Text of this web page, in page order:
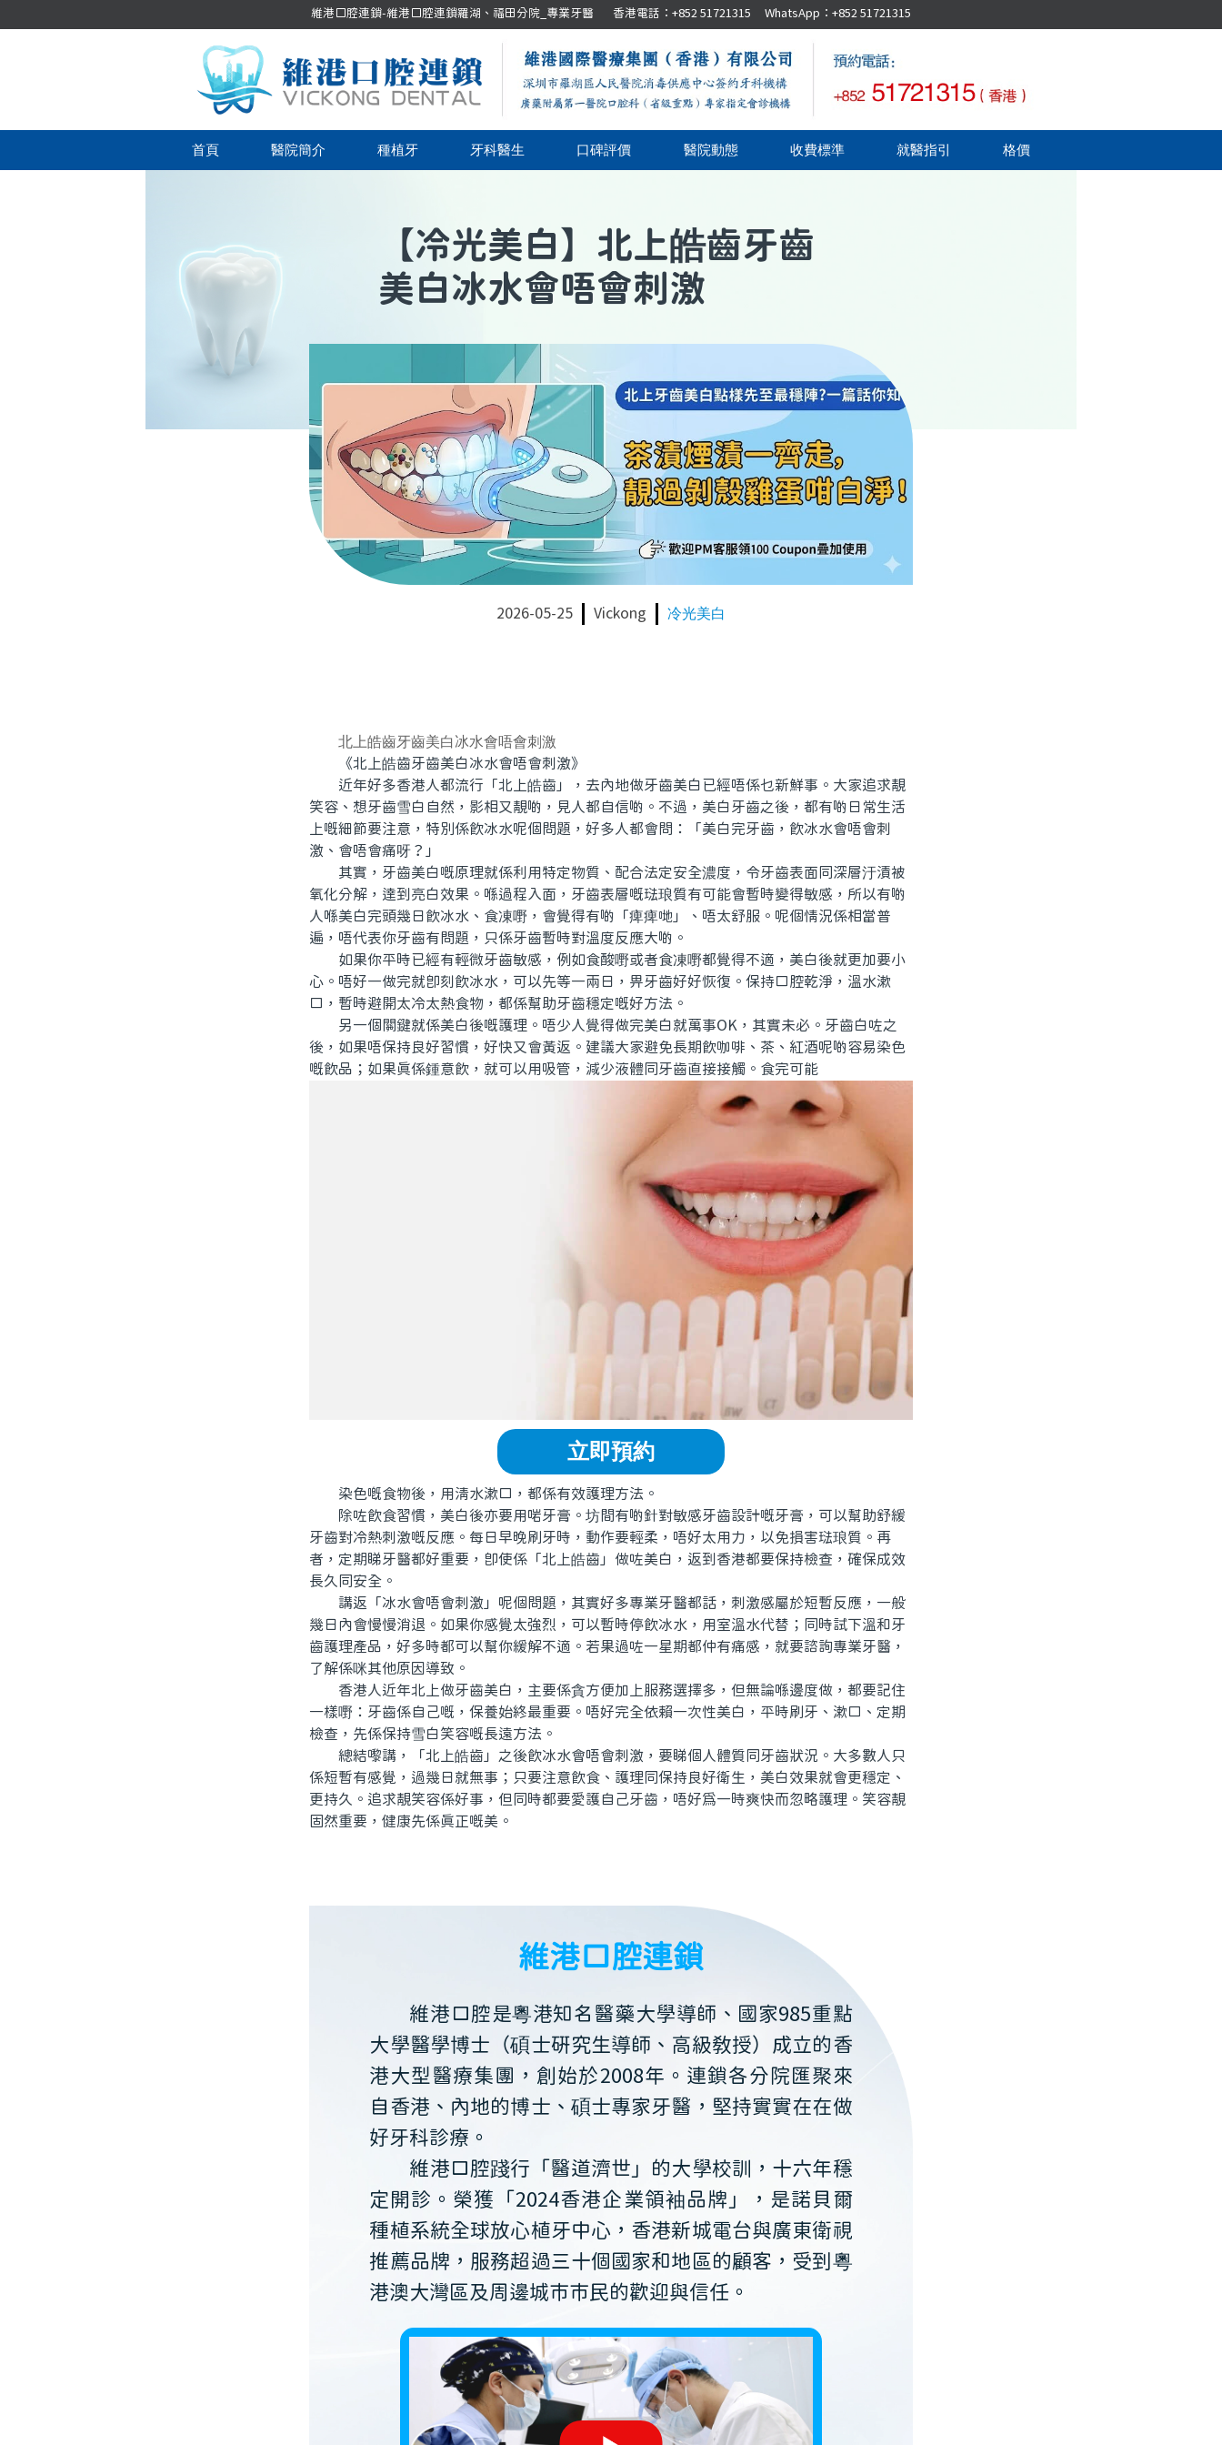
維港口腔連鎖-維港口腔連鎖羅湖、福田分院_專業牙醫 香港電話：+852 51721315 WhatsApp：+852 51721315
首頁 醫院簡介 種植牙 牙科醫生 口碑評價 醫院動態 收費標準 就醫指引 格價
【冷光美白】 北上皓齒牙齒
美白冰水會唔會刺激
2026-05-25 Vickong 冷光美白
北上皓齒牙齒美白冰水會唔會刺激
《北上皓齒牙齒美白冰水會唔會刺激》
近年好多香港人都流行「北上皓齒」，去內地做牙齒美白已經唔係乜新鮮事。大家追求靚
笑容、想牙齒雪白自然，影相又靚啲，見人都自信啲。不過，美白牙齒之後，都有啲日常生活
上嘅細節要注意，特別係飲冰水呢個問題，好多人都會問：「美白完牙齒，飲冰水會唔會刺
激、會唔會痛呀？」
其實，牙齒美白嘅原理就係利用特定物質、配合法定安全濃度，令牙齒表面同深層汙漬被
氧化分解，達到亮白效果。喺過程入面，牙齒表層嘅琺琅質有可能會暫時變得敏感，所以有啲
人喺美白完頭幾日飲冰水、食凍嘢，會覺得有啲「痺痺哋」、唔太舒服。呢個情況係相當普
遍，唔代表你牙齒有問題，只係牙齒暫時對溫度反應大啲。
如果你平時已經有輕微牙齒敏感，例如食酸嘢或者食凍嘢都覺得不適，美白後就更加要小
心。唔好一做完就即刻飲冰水，可以先等一兩日，畀牙齒好好恢復。保持口腔乾淨，溫水漱
口，暫時避開太冷太熱食物，都係幫助牙齒穩定嘅好方法。
另一個關鍵就係美白後嘅護理。唔少人覺得做完美白就萬事OK，其實未必。牙齒白咗之
後，如果唔保持良好習慣，好快又會黃返。建議大家避免長期飲咖啡、茶、紅酒呢啲容易染色
嘅飲品；如果真係鍾意飲，就可以用吸管，減少液體同牙齒直接接觸。食完可能
立即預約
染色嘅食物後，用清水漱口，都係有效護理方法。
除咗飲食習慣，美白後亦要用啱牙膏。坊間有啲針對敏感牙齒設計嘅牙膏，可以幫助舒緩
牙齒對冷熱刺激嘅反應。每日早晚刷牙時，動作要輕柔，唔好太用力，以免損害琺琅質。再
者，定期睇牙醫都好重要，即使係「北上皓齒」做咗美白，返到香港都要保持檢查，確保成效
長久同安全。
講返「冰水會唔會刺激」呢個問題，其實好多專業牙醫都話，刺激感屬於短暫反應，一般
幾日內會慢慢消退。如果你感覺太強烈，可以暫時停飲冰水，用室溫水代替；同時試下溫和牙
齒護理產品，好多時都可以幫你緩解不適。若果過咗一星期都仲有痛感，就要諮詢專業牙醫，
了解係咪其他原因導致。
香港人近年北上做牙齒美白，主要係貪方便加上服務選擇多，但無論喺邊度做，都要記住
一樣嘢：牙齒係自己嘅，保養始終最重要。唔好完全依賴一次性美白，平時刷牙、漱口、定期
檢查，先係保持雪白笑容嘅長遠方法。
總結嚟講，「北上皓齒」之後飲冰水會唔會刺激，要睇個人體質同牙齒狀況。大多數人只
係短暫有感覺，過幾日就無事；只要注意飲食、護理同保持良好衛生，美白效果就會更穩定、
更持久。追求靚笑容係好事，但同時都要愛護自己牙齒，唔好為一時爽快而忽略護理。笑容靚
固然重要，健康先係真正嘅美。
維港口腔連鎖
維港口腔是粵港知名醫藥大學導師、國家985重點
大學醫學博士（碩士研究生導師、高級教授）成立的香
港大型醫療集團，創始於2008年。連鎖各分院匯聚來
自香港、內地的博士、碩士專家牙醫，堅持實實在在做
好牙科診療。
維港口腔踐行「醫道濟世」的大學校訓，十六年穩
定開診。榮獲「2024香港企業領袖品牌」，是諾貝爾
種植系統全球放心植牙中心，香港新城電台與廣東衛視
推薦品牌，服務超過三十個國家和地區的顧客，受到粵
港澳大灣區及周邊城市市民的歡迎與信任。